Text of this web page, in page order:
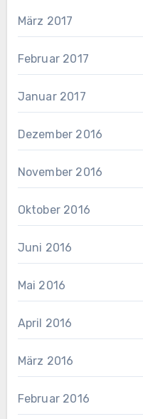
März 2017
Februar 2017
Januar 2017
Dezember 2016
November 2016
Oktober 2016
Juni 2016
Mai 2016
April 2016
März 2016
Februar 2016